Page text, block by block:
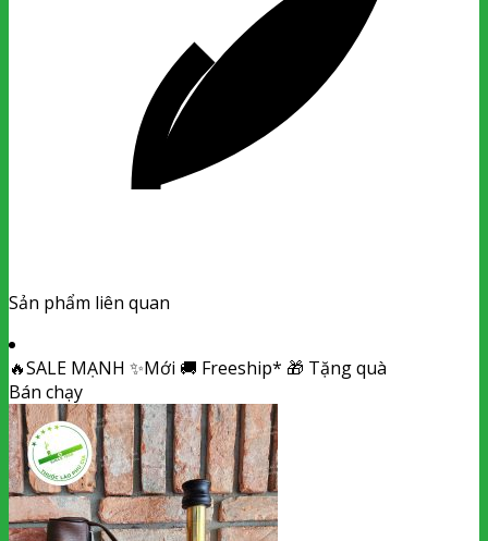
Sản phẩm liên quan
🔥SALE MẠNH ✨Mới 🚚 Freeship* 🎁 Tặng quà
Bán chạy